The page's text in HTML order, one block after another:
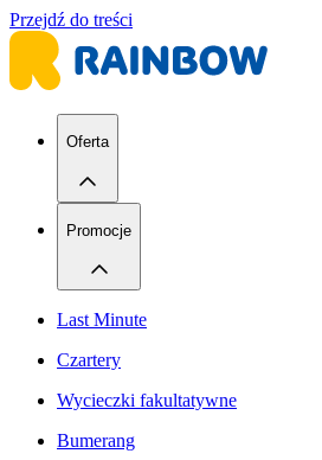
Przejdź do treści
Oferta
Promocje
Last Minute
Czartery
Wycieczki fakultatywne
Bumerang